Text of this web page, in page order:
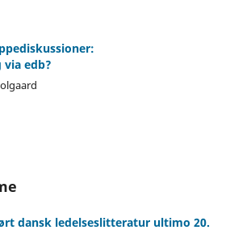
edb?
dansk ledelseslitteratur ultimo 20.